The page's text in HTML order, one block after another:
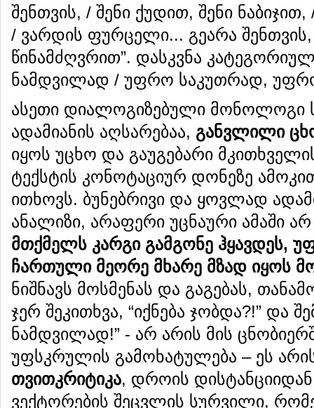
შენთვის, / შენი ქუდით, შენი
/ ვარდის ფურცელი... გეარა
წინამძღვრით”. დასკვნა
ნამდვილად / უფრო საკუთრად,
ასეთი დიალოგიზებული მონოლოგი
ადამიანის აღსარებაა, განვლილი
იყოს უცხო და გაუგებარი
ტექსტის კონოტაციურ დონეზე
ითხოვს. ბუნებრივი და ყოვლად
ანალიზი, არაფერი უცნაური ამაში
მთქმელს კარგი გამგონე ჰყავდეს,
ჩართული მეორე მხარე მზად იყოს
ნიშნავს მოსმენას და გაგებას,
ჯერ შეკითხვა, “იქნება ჯობდა?!” და
ნამდვილად!” - არ არის მის
უფსკრულის გამოხატულება – ეს
თვითკრიტიკა, დროის
ვექტორების შეცვლის სურვილი,